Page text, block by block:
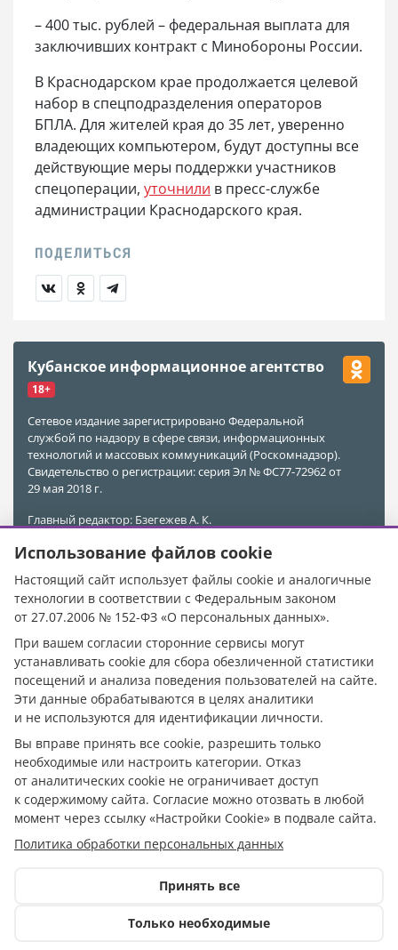
– 400 тыс. рублей – федеральная выплата для
заключивших контракт с Минобороны России.
В Краснодарском крае продолжается целевой
набор в спецподразделения операторов
БПЛА. Для жителей края до 35 лет, уверенно
владеющих компьютером, будут доступны все
действующие меры поддержки участников
спецоперации, уточнили в пресс-службе
администрации Краснодарского края.
Кубанское информационное агентство
18+
Сетевое издание зарегистрировано Федеральной
службой по надзору в сфере связи, информационных
технологий и массовых коммуникаций (Роскомнадзор).
Свидетельство о регистрации: серия Эл № ФС77-72962 от
29 мая 2018 г.
Главный редактор: Бзегежев А. К.
Адрес редакции: 385011, Республика Адыгея, г. Майкоп,
Электронная почта редакции:kubinfo@bk.ru
Телефон редакции:+7 988 478-05-89
Телефон/Факс редакции:+7 (8772) 555-969
При цитировании материалов ссылка на источник
обязательна.
Исключительные права на материалы, размещённые в
сетевом издании https://кубанское.рф/, в соответствии с
результатов интеллектуальной деятельности
принадлежат ООО «АиФ - Адыгея».
Допускается цитирование материалов без получения
предварительного согласия с редакцией сетевого
обязательной ссылки на https://кубанское.рф/. Для
открытой для поисковых систем гиперссылки на
преследуется по закону.
Использование файлов cookie
Настоящий сайт использует файлы cookie и аналогичные
технологии в соответствии с Федеральным законом
от 27.07.2006 № 152-ФЗ «О персональных данных».
При вашем согласии сторонние сервисы могут
устанавливать cookie для сбора обезличенной статистики
посещений и анализа поведения пользователей на сайте.
Эти данные обрабатываются в целях аналитики
и не используются для идентификации личности.
Вы вправе принять все cookie, разрешить только
необходимые или настроить категории. Отказ
от аналитических cookie не ограничивает доступ
к содержимому сайта. Согласие можно отозвать в любой
момент через ссылку «Настройки Cookie» в подвале сайта.
Политика обработки персональных данных
Принять все
Только необходимые